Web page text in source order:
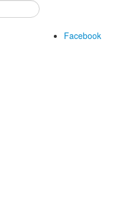
Facebook